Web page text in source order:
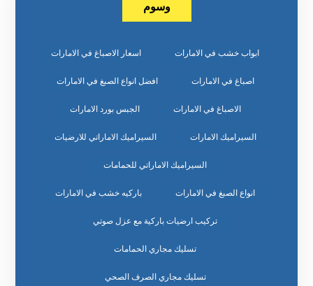
وسوم
ابواب خشب في الامارات اسعار الاصباغ في الامارات
اصباغ في الامارات افضل انواع الصبغ في الامارات
الاصباغ في الامارات الجبس بورد الامارات
السيراميك الامارات السيراميك الاماراتي للارضيات
السيراميك الاماراتي للحمامات
انواع الصبغ في الامارات باركيه خشب في الامارات
تركيب ارضيات باركية مع عزل صوتي
تسليك مجاري الحمامات
تسليك مجاري الصرف الصحي